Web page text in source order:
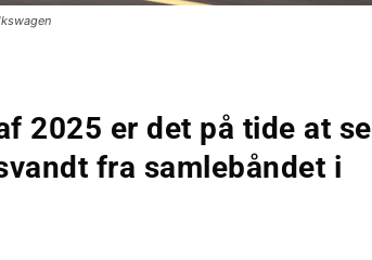
2025 er det på tide at se
fra samlebåndet i